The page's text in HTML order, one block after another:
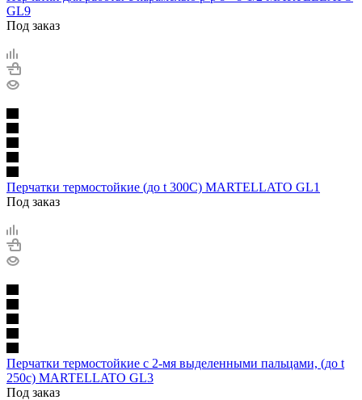
GL9
Под заказ
Перчатки термостойкие (до t 300С) MARTELLATO GL1
Под заказ
Перчатки термостойкие с 2-мя выделенными пальцами, (до t
250с) MARTELLATO GL3
Под заказ